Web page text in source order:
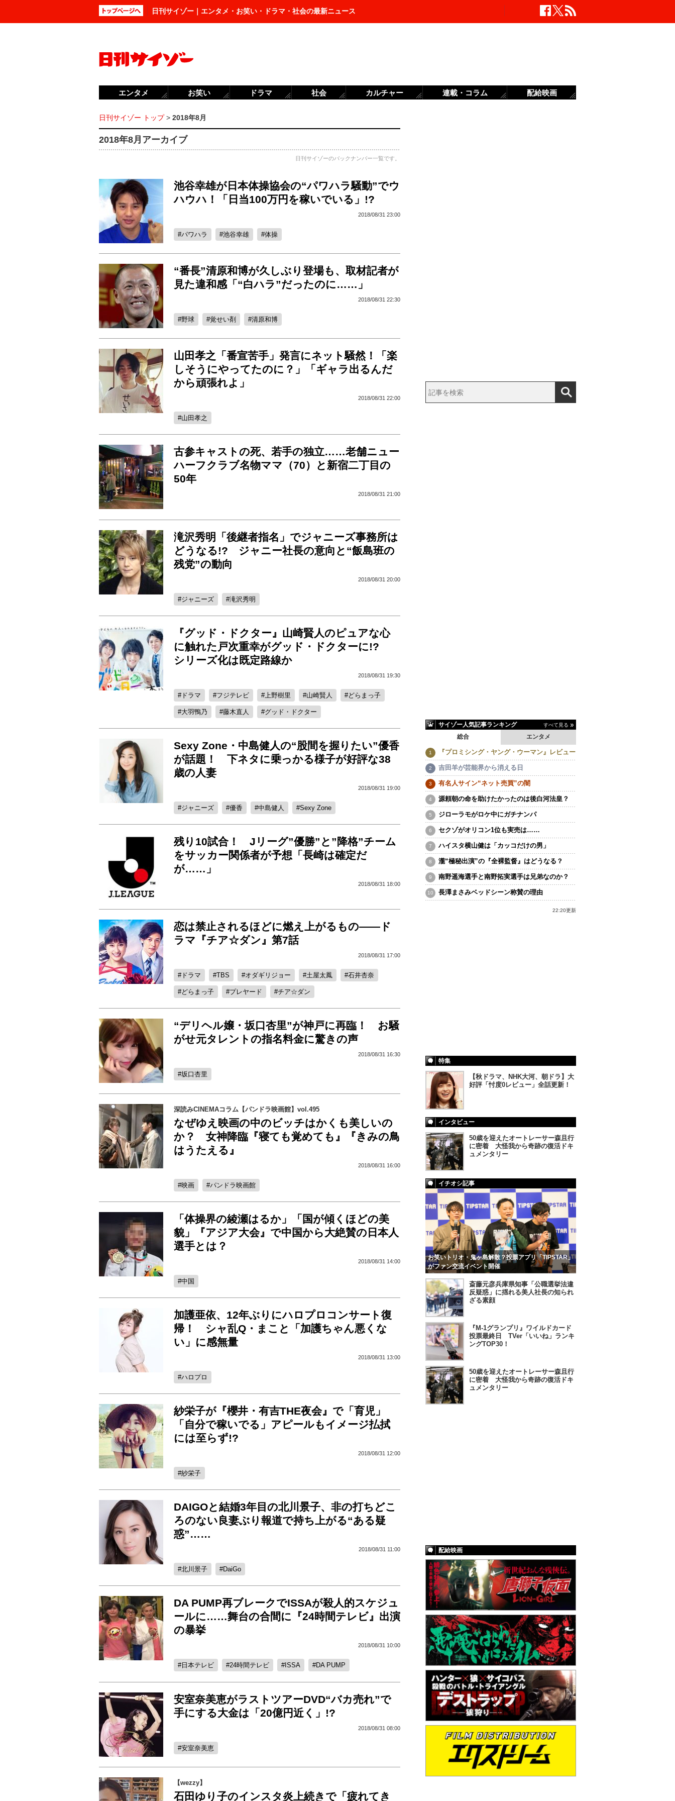
日刊サイゾー｜エンタメ・お笑い・ドラマ・社会の最新ニュース
日刊サイゾー トップ> 2018年8月
2018年8月アーカイブ
日刊サイゾーのバックナンバー一覧です。
池谷幸雄が日本体操協会の“パワハラ騒動”でウ
ハウハ！「日当100万円を稼いでいる」!?
2018/08/31 23:00
パワハラ 池谷幸雄 体操
“番長”清原和博が久しぶり登場も、取材記者が
見た違和感「“白ハラ”だったのに……」
2018/08/31 22:30
野球 覚せい剤 清原和博
山田孝之「番宣苦手」発言にネット騒然！「楽
しそうにやってたのに？」「ギャラ出るんだ
から頑張れよ」
2018/08/31 22:00
山田孝之
古参キャストの死、若手の独立……老舗ニュー
ハーフクラブ名物ママ（70）と新宿二丁目の
50年
2018/08/31 21:00
滝沢秀明「後継者指名」でジャニーズ事務所は
どうなる!? ジャニー社長の意向と“飯島班の
残党”の動向
2018/08/31 20:00
ジャニーズ 滝沢秀明
『グッド・ドクター』山崎賢人のピュアな心
に触れた戸次重幸がグッド・ドクターに!?
シリーズ化は既定路線か
2018/08/31 19:30
ドラマ フジテレビ 上野樹里 山崎賢人 どらまっ子
大羽鴨乃 藤木直人 グッド・ドクター
Sexy Zone・中島健人の“股間を握りたい”優香
が話題！ 下ネタに乗っかる様子が好評な38
歳の人妻
2018/08/31 19:00
ジャニーズ 優香 中島健人 Sexy Zone
残り10試合！ Jリーグ”優勝”と”降格”チーム
をサッカー関係者が予想「長崎は確定だ
が……」
2018/08/31 18:00
恋は禁止されるほどに燃え上がるもの――ド
ラマ『チア☆ダン』第7話
2018/08/31 17:00
ドラマ TBS オダギリジョー 土屋太鳳 石井杏奈
どらまっ子 プレヤード チア☆ダン
“デリヘル嬢・坂口杏里”が神戸に再臨！ お騒
がせ元タレントの指名料金に驚きの声
2018/08/31 16:30
坂口杏里
深読みCINEMAコラム【パンドラ映画館】vol.495
なぜゆえ映画の中のビッチはかくも美しいの
か？ 女神降臨『寝ても覚めても』『きみの鳥
はうたえる』
2018/08/31 16:00
映画 パンドラ映画館
「体操界の綾瀬はるか」「国が傾くほどの美
貌」『アジア大会』で中国から大絶賛の日本人
選手とは？
2018/08/31 14:00
中国
加護亜依、12年ぶりにハロプロコンサート復
帰！ シャ乱Q・まこと「加護ちゃん悪くな
い」に感無量
2018/08/31 13:00
ハロプロ
紗栄子が『櫻井・有吉THE夜会』で「育児」
「自分で稼いでる」アピールもイメージ払拭
には至らず!?
2018/08/31 12:00
紗栄子
DAIGOと結婚3年目の北川景子、非の打ちどこ
ろのない良妻ぶり報道で持ち上がる“ある疑
惑”……
2018/08/31 11:00
北川景子 DaiGo
DA PUMP再ブレークでISSAが殺人的スケジュ
ールに……舞台の合間に『24時間テレビ』出演
の暴挙
2018/08/31 10:00
日本テレビ 24時間テレビ ISSA DA PUMP
安室奈美恵がラストツアーDVD“バカ売れ”で
手にする大金は「20億円近く」!?
2018/08/31 08:00
安室奈美恵
【wezzy】
石田ゆり子のインスタ炎上続きで「疲れてき
サイゾー人気記事ランキング すべて見る
エンタメ
総合
『プロミシング・ヤング・ウーマン』レビュー
吉田羊が芸能界から消える日
有名人サイン“ネット売買”の闇
源頼朝の命を助けたかったのは後白河法皇？
ジローラモがロケ中にガチナンパ
セクゾがオリコン1位も実売は……
ハイスタ横山健は「カッコだけの男」
瀧“極秘出演”の『全裸監督』はどうなる？
南野遥海選手と南野拓実選手は兄弟なのか？
長澤まさみベッドシーン称賛の理由
22:20更新
特集
【秋ドラマ、NHK大河、朝ドラ】大
好評「忖度0レビュー」全話更新！
インタビュー
50歳を迎えたオートレーサー森且行
に密着 大怪我から奇跡の復活ドキ
ュメンタリー
イチオシ記事
お笑いトリオ・鬼ヶ島解散？投票アプリ「TIPSTAR」
がファン交流イベント開催
斎藤元彦兵庫県知事「公職選挙法違
反疑惑」に揺れる美人社長の知られ
ざる素顔
『M-1グランプリ』ワイルドカード
投票最終日 TVer「いいね」ランキ
ングTOP30！
50歳を迎えたオートレーサー森且行
に密着 大怪我から奇跡の復活ドキ
ュメンタリー
配給映画
エンタメ お笑い ドラマ 社会 カルチャー 連載・コラム 配給映画